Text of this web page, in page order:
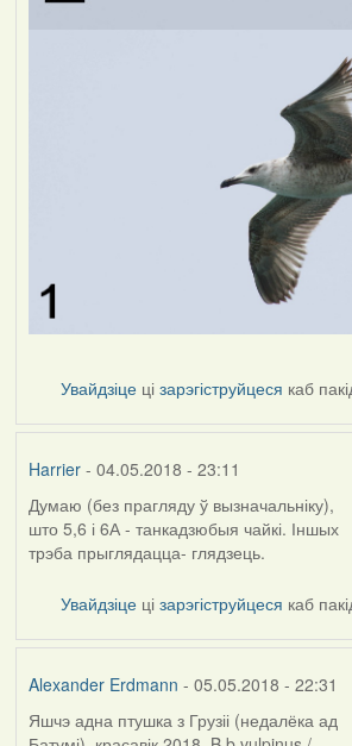
Увайдзіце цізарэгіструйцеся каб
Harrier- 04.05.2018 - 23:11
Думаю (без прагляду ў вызначальніку),
што 5,6 і 6А - танкадзюбыя чайкі. Іншых
трэба прыглядацца- глядзець.
Увайдзіце цізарэгіструйцеся каб
Alexander Erdmann - 05.05.2018 - 22:31
Яшчэ адна птушка з Грузіі (недалёка ад